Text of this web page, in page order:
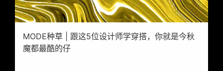
MODE种草 | 跟这5位设计师学穿搭，你就是今秋
魔都最酷的仔